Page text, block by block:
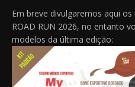
Em breve divulgaremos aqui
ROAD RUN 2026, no entanto
modelos da última edição: